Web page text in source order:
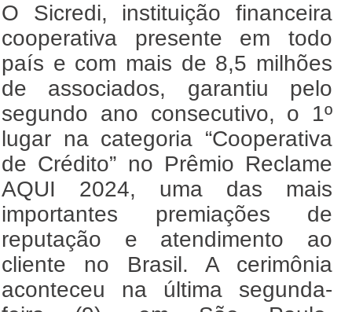
O Sicredi, instituição financeira
cooperativa presente em todo
país e com mais de 8,5 milhões
de associados, garantiu pelo
segundo ano consecutivo, o 1º
lugar na categoria “Cooperativa
de Crédito” no Prêmio Reclame
AQUI 2024, uma das mais
importantes premiações de
reputação e atendimento ao
cliente no Brasil. A cerimônia
aconteceu na última segunda-